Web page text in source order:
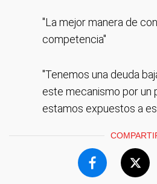
"La mejor manera de
competencia"
"Tenemos una deuda
este mecanismo por un
estamos expuestos a